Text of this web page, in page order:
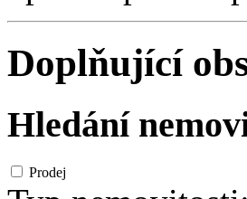
Doplňující
Hledání
Prodej